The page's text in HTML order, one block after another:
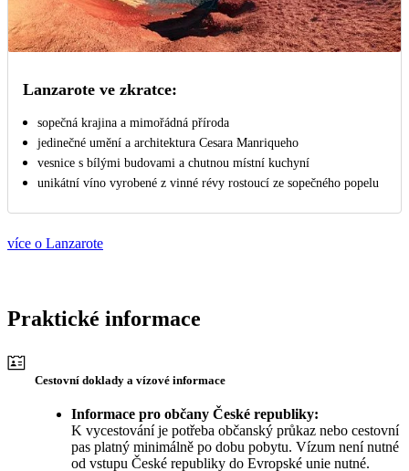
Lanzarote ve zkratce:
sopečná krajina a mimořádná příroda
jedinečné umění a architektura Cesara Manriqueho
vesnice s bílými budovami a chutnou místní kuchyní
unikátní víno vyrobené z vinné révy rostoucí ze sopečného popelu
více o Lanzarote
Praktické informace
Cestovní doklady a vízové informace
Informace pro občany České republiky:
K vycestování je potřeba občanský průkaz nebo cestovní
pas platný minimálně po dobu pobytu. Vízum není nutné
od vstupu České republiky do Evropské unie nutné.